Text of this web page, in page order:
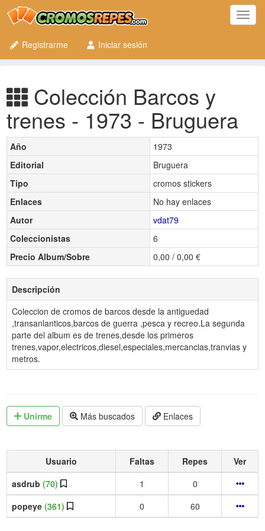
Registrarme
Iniciar sesión
Colección Barcos y
trenes - 1973 - Bruguera
Año
1973
Editorial
Bruguera
Tipo
cromos stickers
Enlaces
No hay enlaces
Autor
vdat79
Coleccionistas
6
Precio Album/Sobre
0,00 / 0,00 €
Descripción
Coleccion de cromos de barcos desde la antiguedad
,transanlanticos,barcos de guerra ,pesca y recreo.La segunda
parte del album es de trenes,desde los primeros
trenes,vapor,electricos,diesel,especiales,mercancias,tranvias y
metros.
Unirme Más buscados Enlaces
Usuario Faltas Repes
Ver
asdrub (70) 1
0
popeye (361) 0 60